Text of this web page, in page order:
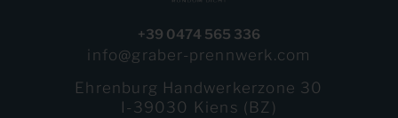
+39 0474 565 336
info@graber-prennwerk.com
Ehrenburg Handwerkerzone 30
I-39030 Kiens (BZ)